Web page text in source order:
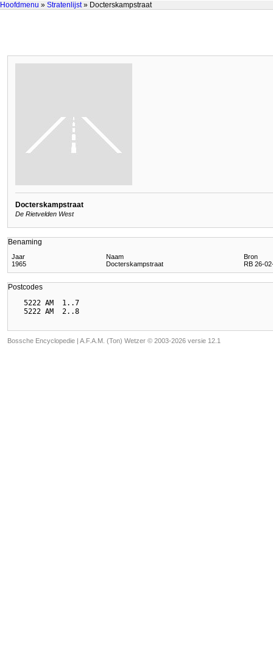
Hoofdmenu » Stratenlijst» Docterskampstraat
Docterskampstraat
De Rietvelden West
Benaming
Jaar Naam
Bron
1965
Docterskampstraat RB 26-
Postcodes
  5222 AM  1..7
Bossche Encyclopedie | A.F.A.M. (Ton) Wetzer © 2003-2026 versie 12.1